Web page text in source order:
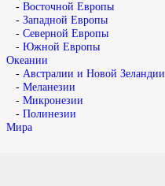
- Восточной Европы
- Западной Европы
- Северной Европы
- Южной Европы
Океании
- Австралии и Новой Зеландии
- Меланезии
- Микронезии
- Полинезии
Мира